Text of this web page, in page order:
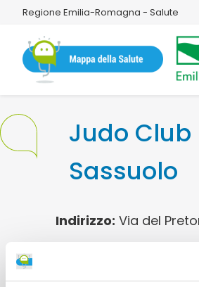
Regione Emilia-Romagna - Salute
Judo Club
Sassuolo
Indirizzo: Via del